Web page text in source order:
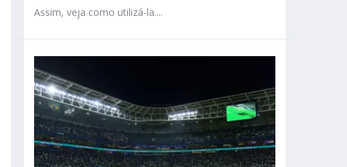
Assim, veja como utilizá-la....